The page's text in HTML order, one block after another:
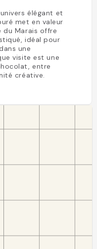
élégant et
met en valeur
du Marais offre
idéal pour
une
visite est une
entre
créative.